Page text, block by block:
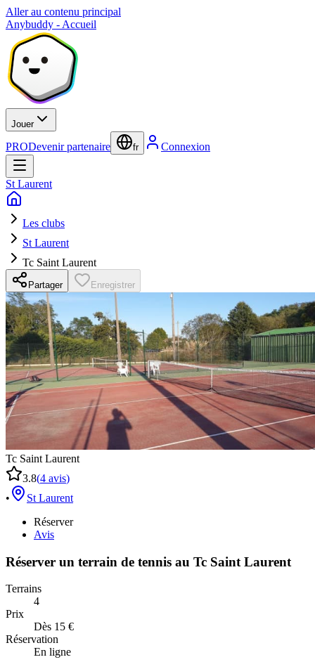
Aller au contenu principal
Anybuddy - Accueil
Jouer
PRODevenir partenaire fr Connexion
St Laurent
Les clubs
St Laurent
Tc Saint Laurent
Partager Enregistrer
Tc Saint Laurent
3.8(4 avis)
•
St Laurent
Réserver
Avis
Réserver un terrain de tennis au Tc Saint Laurent
Terrains
4
Prix
Dès 15 €
Réservation
En ligne